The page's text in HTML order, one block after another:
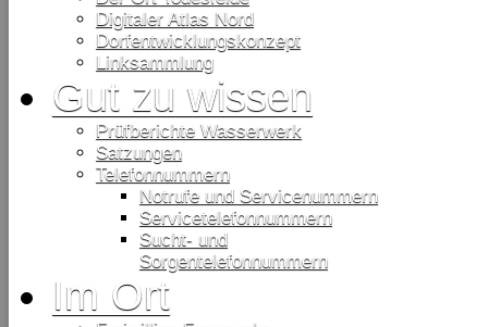
Digitaler Atlas Nord
Dorfentwicklungskonzept
Linksammlung
Gut zu wissen
Prüfberichte Wasserwerk
Satzungen
Telefonnummern
Notrufe und Servicenummern
Servicetelefonnummern
Sucht- und
Sorgentelefonnummern
Im Ort